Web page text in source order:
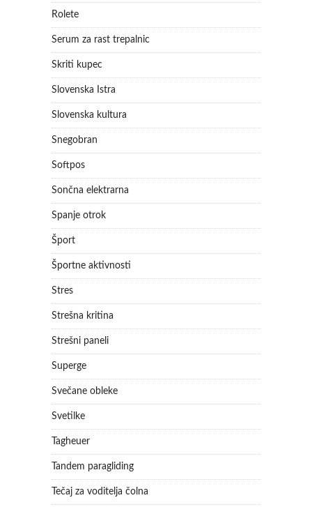
Rolete
Serum za rast trepalnic
Skriti kupec
Slovenska Istra
Slovenska kultura
Snegobran
Softpos
Sončna elektrarna
Spanje otrok
Šport
Športne aktivnosti
Stres
Strešna kritina
Strešni paneli
Superge
Svečane obleke
Svetilke
Tagheuer
Tandem paragliding
Tečaj za voditelja čolna